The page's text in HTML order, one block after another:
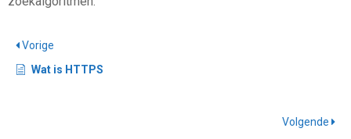
Vorige
Wat is HTTPS
Volgende